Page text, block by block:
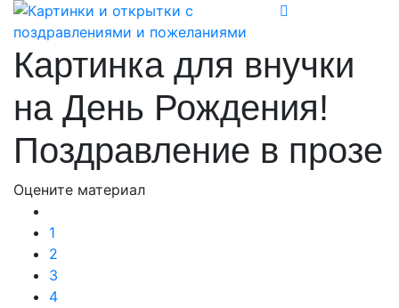
Картинка для внучки
на День Рождения!
Поздравление в прозе
Оцените материал
1
2
3
4